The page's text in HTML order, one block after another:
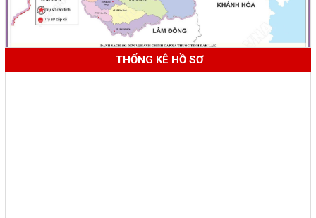
THỐNG KÊ HỒ SƠ